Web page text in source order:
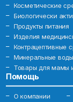
Косметические
Биологически
Продукты питания
Изделия
Контрацептивные
Минеральные воды
Товары для мамы
Помощь
О компании